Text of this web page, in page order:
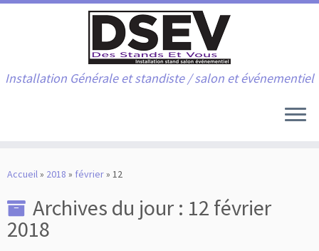
to
Installation Générale et standiste / salon et événementiel
Accueil» 2018 » février» 12
Archives du jour : 12 février
2018